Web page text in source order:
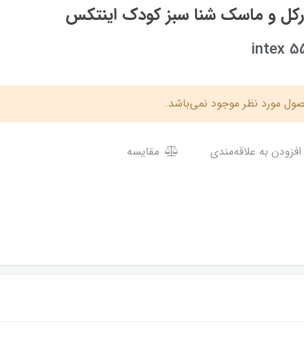
و ماسک شنا سبز کودک اینتکس
intex
مورد نظر موجود نمی‌باشد.
مقایسه